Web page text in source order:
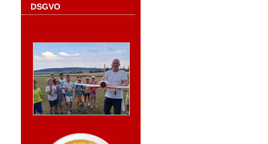
DSGVO